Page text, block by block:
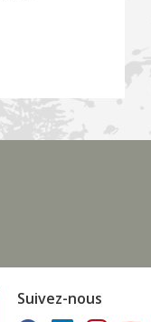
Suivez-nous